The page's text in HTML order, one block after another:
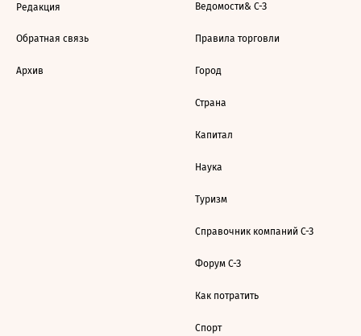
Редакция
Обратная связь
Архив
Ведомости& С-З
Правила торговли
Город
Страна
Капитал
Наука
Туризм
Справочник компаний С-З
Форум С-З
Как потратить
Спорт